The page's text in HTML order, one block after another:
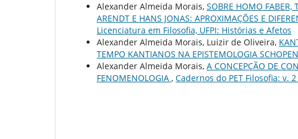
Alexander Almeida Morais, SOBRE HOMO FABER,
ARENDT E HANS JONAS: APROXIMAÇÕES E
Licenciatura em Filosofia, UFPI: Histórias e Afetos
Alexander Almeida Morais, Luizir de Oliveira,
TEMPO KANTIANOS NA EPISTEMOLOGIA
Alexander Almeida Morais, A CONCEPÇÃO DE
FENOMENOLOGIA , Cadernos do PET Filosofia: v. 2